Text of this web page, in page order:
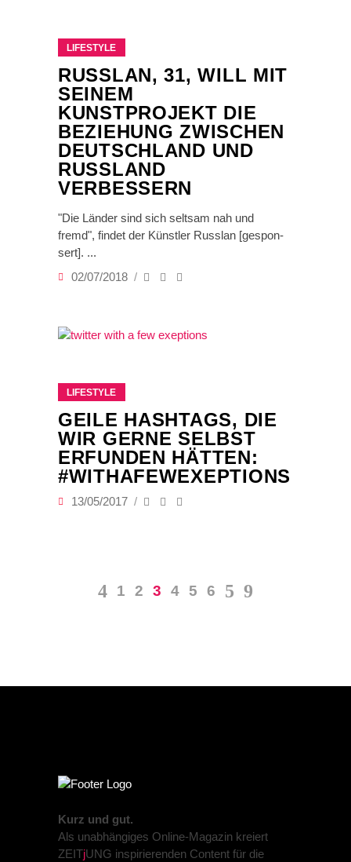
LIFESTYLE
RUSSLAN, 31, WILL MIT
SEINEM
KUNSTPROJEKT DIE
BEZIEHUNG ZWISCHEN
DEUTSCHLAND UND
RUSSLAND
VERBESSERN
"Die Länder sind sich seltsam nah und
fremd", findet der Künstler Russlan [ge­spon­
sert].
02/07/2018
LIFESTYLE
GEILE HASHTAGS, DIE
WIR GERNE SELBST
ERFUNDEN HÄTTEN:
#WITHAFEWEXEPTIONS
13/05/2017
1 2 3 4 5 6
Kurz und gut.
Als unabhängiges Online-Magazin kreiert
ZEITjUNG inspirierenden Content für die